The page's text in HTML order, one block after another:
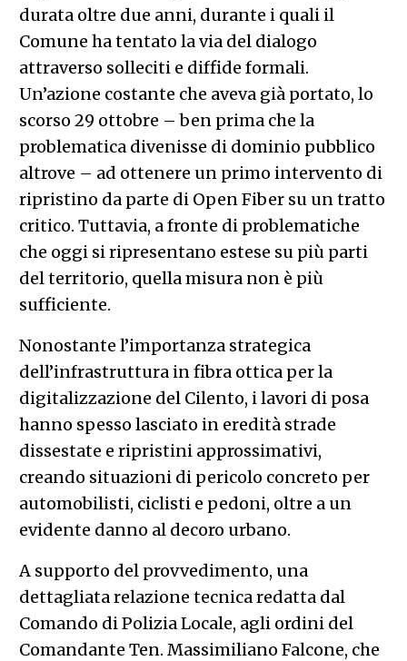
durata oltre due anni, durante i quali il
Comune ha tentato la via del dialogo
attraverso solleciti e diffide formali.
Un’azione costante che aveva già portato, lo
scorso 29 ottobre – ben prima che la
problematica divenisse di dominio pubblico
altrove – ad ottenere un primo intervento di
ripristino da parte di Open Fiber su un tratto
critico. Tuttavia, a fronte di problematiche
che oggi si ripresentano estese su più parti
del territorio, quella misura non è più
sufficiente.
Nonostante l’importanza strategica
dell’infrastruttura in fibra ottica per la
digitalizzazione del Cilento, i lavori di posa
hanno spesso lasciato in eredità strade
dissestate e ripristini approssimativi,
creando situazioni di pericolo concreto per
automobilisti, ciclisti e pedoni, oltre a un
evidente danno al decoro urbano.
A supporto del provvedimento, una
dettagliata relazione tecnica redatta dal
Comando di Polizia Locale, agli ordini del
Comandante Ten. Massimiliano Falcone, che